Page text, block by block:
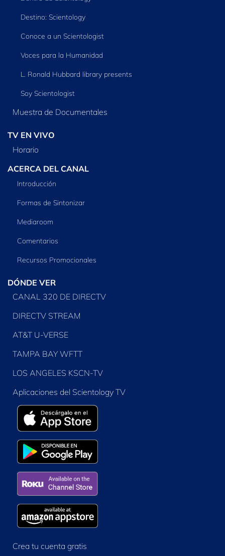
Destino: Scientology
Conoce a un Scientologist
Voces para la Humanidad
L. Ronald Hubbard library presents
Soy Scientologist
Muestra de Documentales
TV EN VIVO
Horario
ACERCA DEL CANAL
Introducción
Formas de Sintonizar
Mediaroom
Comentarios
Recursos Promocionales
DÓNDE VER
CANAL 320 DE DIRECTV
DIRECTV STREAM
AT&T U-VERSE
TAMPA BAY WFTT
LOS ANGELES KSCN-TV
Aplicaciones del Scientology TV
Crea tu cuenta gratis